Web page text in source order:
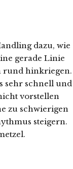
dazu, wie
gerade Linie
rund hinkriegen.
sehr schnell und
vorstellen
zu schwierigen
steigern.